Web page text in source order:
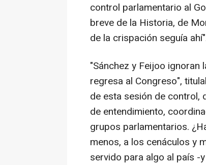
control parlamentario al
breve de la Historia, de
de la crispación seguía
"Sánchez y Feijoo ignoran
regresa al Congreso",
de esta sesión de control,
de entendimiento,
grupos parlamentarios.
menos, a los cenáculos y
servido para algo al país -